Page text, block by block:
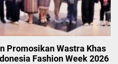
Promosikan Wastra Khas
Fashion Week 2026